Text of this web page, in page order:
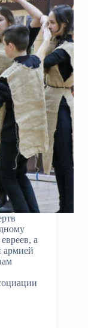
а
армией